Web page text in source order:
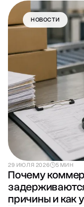
НОВОСТИ
29 ИЮЛЯ 2026 5 МИН
Почему
причины и как